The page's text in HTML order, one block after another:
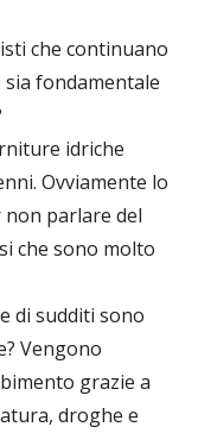
che continuano
fondamentale
idriche
Ovviamente lo
parlare del
che sono molto
di sudditi sono
Vengono
grazie a
droghe e